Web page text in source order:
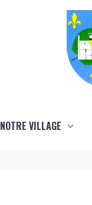
NOTRE VILLAGE